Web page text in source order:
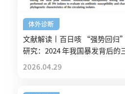
体外诊断
文献解读丨百日咳 “强势回归
研究：2024 年我国暴发背后的
2026.04.29